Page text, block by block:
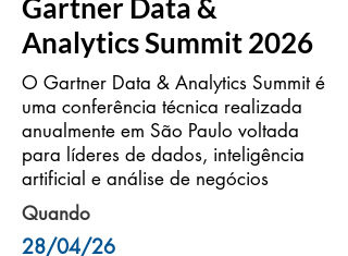
Gartner Data &
Analytics Summit 2026
O Gartner Data & Analytics Summit é
uma conferência técnica realizada
anualmente em São Paulo voltada
para líderes de dados, inteligência
artificial e análise de negócios
Quando
28/04/26